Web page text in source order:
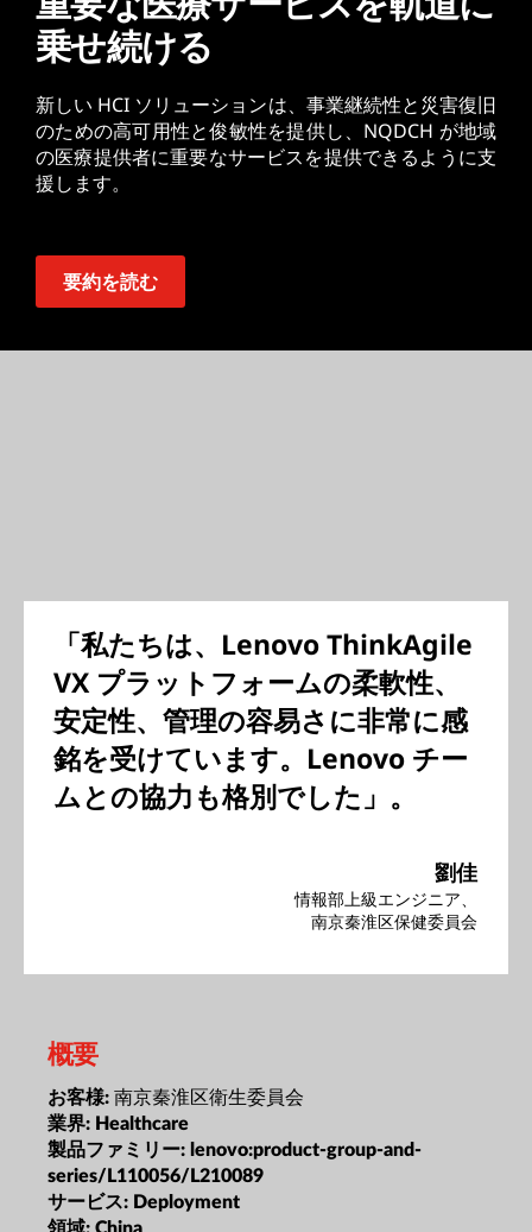
乗せ続ける
新しい HCI ソリューションは、事業継続性と災害復旧
のための高可用性と俊敏性を提供し、NQDCH が地域
の医療提供者に重要なサービスを提供できるように支
援します。
要約を読む
「私たちは、Lenovo ThinkAgile
VX プラットフォームの柔軟性、
安定性、管理の容易さに非常に感
銘を受けています。Lenovo チー
ムとの協力も格別でした」。
劉佳
情報部上級エンジニア、
南京秦淮区保健委員会
概要
お客様: 南京秦淮区衛生委員会
業界: Healthcare
製品ファミリー: lenovo:product-group-and-
series/L110056/L210089
サービス: Deployment
領域: China